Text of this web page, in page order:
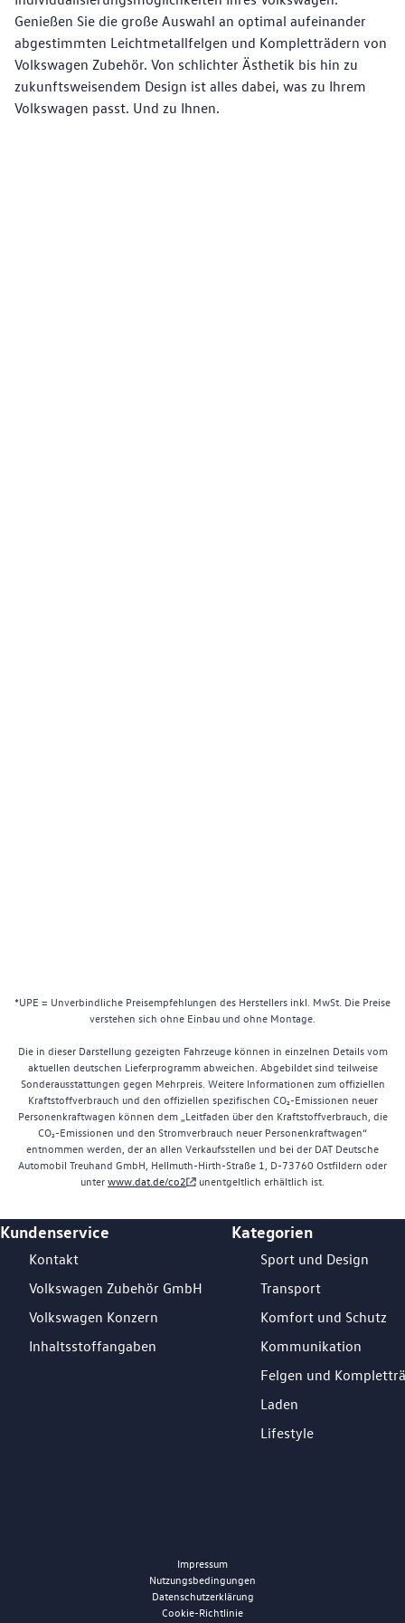
Genießen Sie die große Auswahl an optimal aufeinander
abgestimmten Leichtmetallfelgen und Kompletträdern von
Volkswagen Zubehör. Von schlichter Ästhetik bis hin zu
zukunftsweisendem Design ist alles dabei, was zu Ihrem
Volkswagen passt. Und zu Ihnen.
*UPE = Unverbindliche Preisempfehlungen des Herstellers inkl. MwSt. Die Preise
verstehen sich ohne Einbau und ohne Montage.
Die in dieser Darstellung gezeigten Fahrzeuge können in einzelnen Details vom
aktuellen deutschen Lieferprogramm abweichen. Abgebildet sind teilweise
Sonderausstattungen gegen Mehrpreis. Weitere Informationen zum offiziellen
Kraftstoffverbrauch und den offiziellen spezifischen CO₂-Emissionen neuer
Personenkraftwagen können dem „Leitfaden über den Kraftstoffverbrauch, die
CO₂-Emissionen und den Stromverbrauch neuer Personenkraftwagen“
entnommen werden, der an allen Verkaufsstellen und bei der DAT Deutsche
Automobil Treuhand GmbH, Hellmuth-Hirth-Straße 1, D-73760 Ostfildern oder
unterwww.dat.de/co2 unentgeltlich erhältlich ist.
Footer Teaser
Kundenservice
Kontakt
Volkswagen Zubehör GmbH
Volkswagen Konzern
Inhaltsstoffangaben
Kategorien
Sport und Design
Transport
Komfort und Schutz
Kommunikation
Felgen und
Laden
Lifestyle
Impressum
Nutzungsbedingungen
Datenschutzerklärung
Cookie-Richtlinie